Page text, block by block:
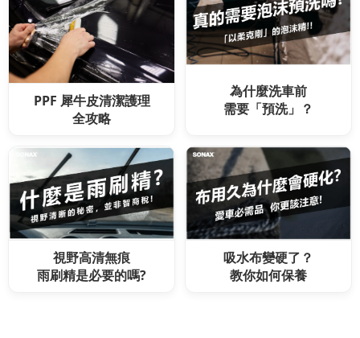
PPF 犀牛皮清潔護理
全攻略
為什麼洗車前
需要「預洗」？
視野高清無痕
雨刷精是必要的嗎?
吸水布變硬了？
教你如何保養